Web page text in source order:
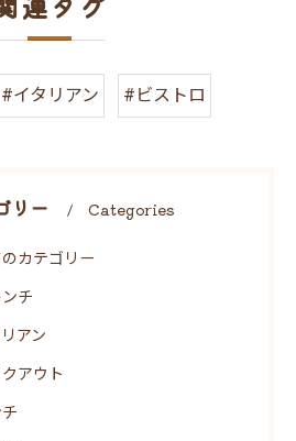
#イタリアン #ビストロ
リー Categories
カテゴリー
チ
アン
アウト